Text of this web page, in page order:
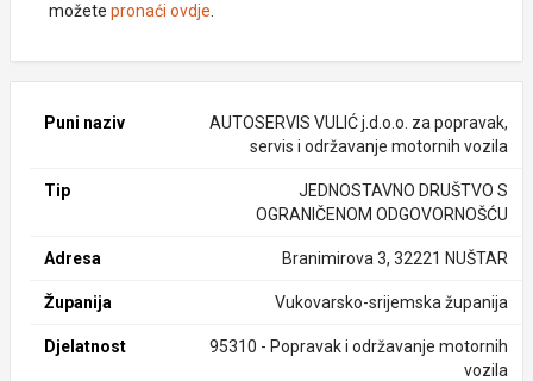
možete pronaći ovdje
Puni naziv
AUTOSERVIS VULIĆ j.d.o.o. za popravak,
servis i održavanje motornih vozila
Tip
JEDNOSTAVNO DRUŠTVO S
OGRANIČENOM ODGOVORNOŠĆU
Adresa Branimirova 3, 32221 NUŠTAR
Županija Vukovarsko-srijemska županija
Djelatnost
95310 - Popravak i održavanje motornih
vozila